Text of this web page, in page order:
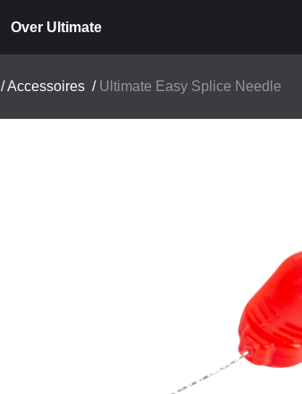
Over Ultimate
/Accessoires / Ultimate Easy Splice Needle